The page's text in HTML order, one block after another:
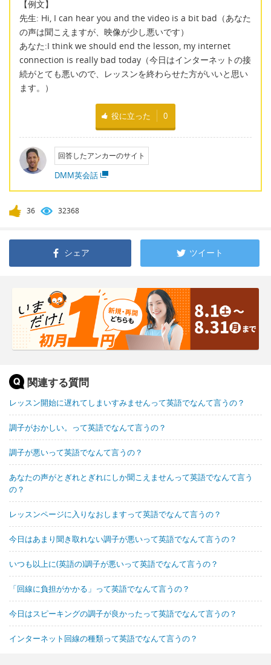
【例文】
先生: Hi, I can hear you and the video is a bit bad（あなた
の声は聞こえますが、映像が少し悪いです）
あなた:I think we should end the lesson, my internet
connection is really bad today（今日はインターネットの接
続がとても悪いので、レッスンを終わらせた方がいいと思い
ます。）
役に立った 0
回答したアンカーのサイト
DMM英会話
36 32368
シェア ツイート
関連する質問
レッスン開始に遅れてしまいすみませんって英語でなんて言うの？
調子がおかしい。って英語でなんて言うの？
調子が悪いって英語でなんて言うの？
あなたの声がとぎれとぎれにしか聞こえませんって英語でなんて言う
の？
レッスンページに入りなおしますって英語でなんて言うの？
今日はあまり聞き取れない調子が悪いって英語でなんて言うの？
いつも以上に(英語の)調子が悪いって英語でなんて言うの？
「回線に負担がかかる」って英語でなんて言うの？
今日はスピーキングの調子が良かったって英語でなんて言うの？
インターネット回線の種類って英語でなんて言うの？